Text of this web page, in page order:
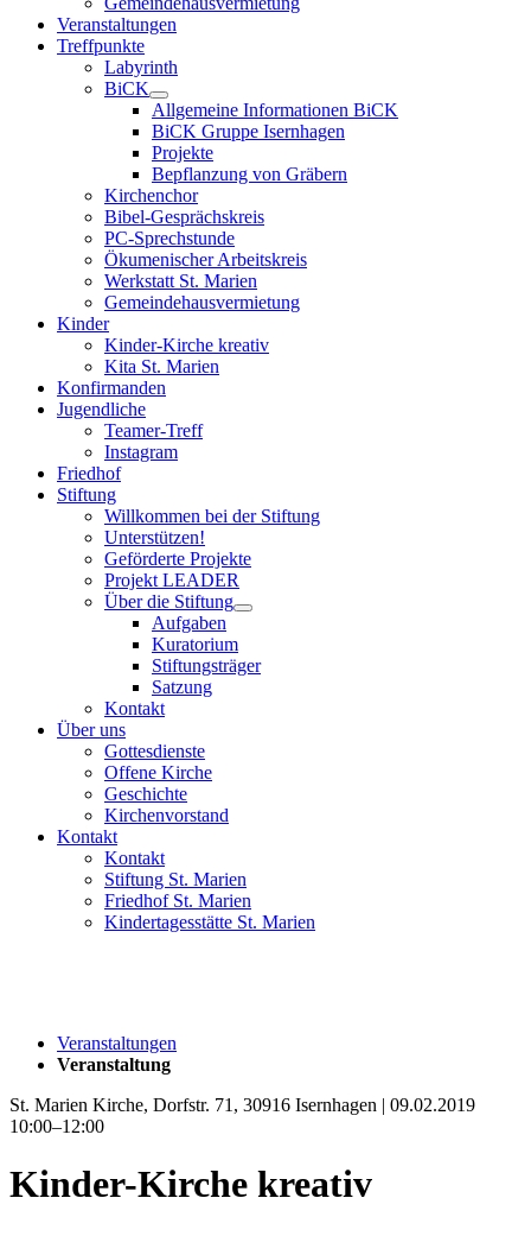
Veranstaltungen
Treffpunkte
Labyrinth
BiCK
Allgemeine Informationen BiCK
BiCK Gruppe Isernhagen
Projekte
Bepflanzung von Gräbern
Kirchenchor
Bibel-Gesprächskreis
PC-Sprechstunde
Ökumenischer Arbeitskreis
Werkstatt St. Marien
Gemeindehausvermietung
Kinder
Kinder-Kirche kreativ
Kita St. Marien
Konfirmanden
Jugendliche
Teamer-Treff
Instagram
Friedhof
Stiftung
Willkommen bei der Stiftung
Unterstützen!
Geförderte Projekte
Projekt LEADER
Über die Stiftung
Aufgaben
Kuratorium
Stiftungsträger
Satzung
Kontakt
Über uns
Gottesdienste
Offene Kirche
Geschichte
Kirchenvorstand
Kontakt
Kontakt
Stiftung St. Marien
Friedhof St. Marien
Kindertagesstätte St. Marien
Veranstaltungen
Veranstaltung
St. Marien Kirche, Dorfstr. 71, 30916 Isernhagen | 09.02.2019
10:00–12:00
Kinder-Kirche kreativ